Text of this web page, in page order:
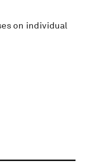
on individual